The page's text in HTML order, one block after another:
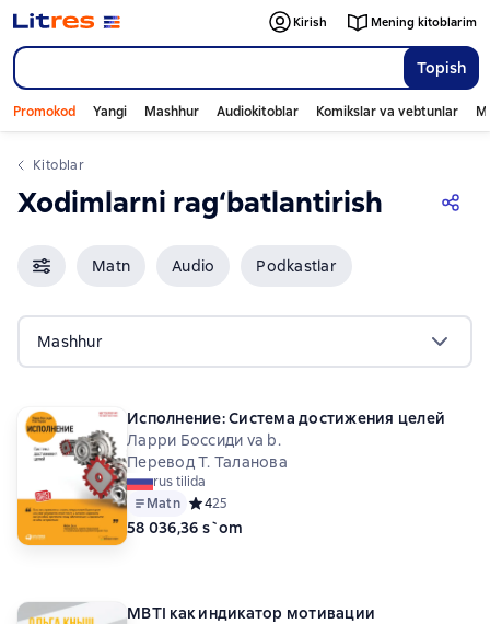
Topish
Kirish Mening kitoblarim
Promokod Yangi Mashhur Audiokitoblar Komikslar va vebtunlar
Kitoblar
Xodimlarni rag‘batlantirish
Matn Audio Podkastlar
Mashhur
Исполнение: Система достижения целей
Ларри Боссиди va b.
Перевод Т. Таланова
rus tilida
Matn Средний рейтинг 4 на основе 25 оценок
425
58 036,36 s`om
MBTI как индикатор мотивации